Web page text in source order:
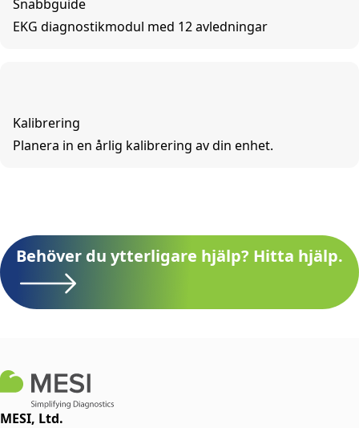
Snabbguide
EKG diagnostikmodul med 12 avledningar
Kalibrering
Planera in en årlig kalibrering av din enhet.
Behöver du ytterligare hjälp? Hitta hjälp.
MESI, Ltd.